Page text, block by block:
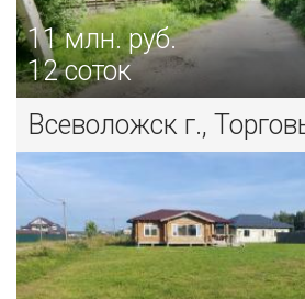
11млн. руб.
12 соток
Всеволожск г.,